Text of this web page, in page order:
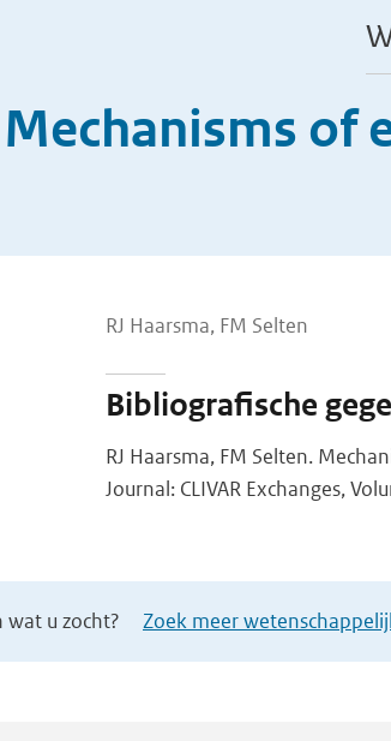
Mechanisms of
RJ Haarsma, FM Selten
Bibliografische
RJ Haarsma, FM Selten.
Journal: CLIVAR Exchanges,
wat u zocht? Zoek meer